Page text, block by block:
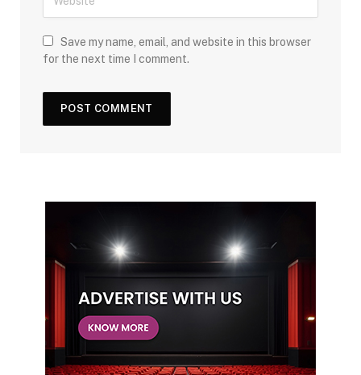
Save my name, email, and website in this browser
for the next time I comment.